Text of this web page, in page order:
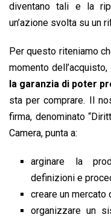
diventano tali e la
un’azione svolta su un
Per questo riteniamo
momento dell’acquisto,
la garanzia di poter
sta per comprare. Il
firma, denominato
Camera, punta a:
arginare la
definizioni e
creare un
organizzare un